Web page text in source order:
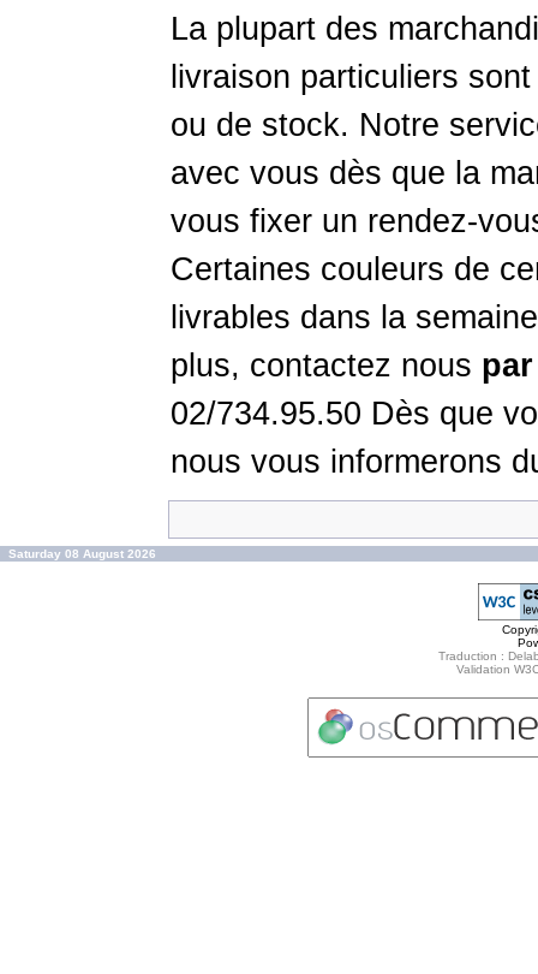
La plupart des
livraison particuliers
ou de stock. Notre
avec vous dès que la
vous fixer un rendez-
Certaines couleurs de
livrables dans la
plus, contactez nous
02/734.95.50 Dès que
nous vous informerons
Saturday 08 August 2026
Traduction :
Validation